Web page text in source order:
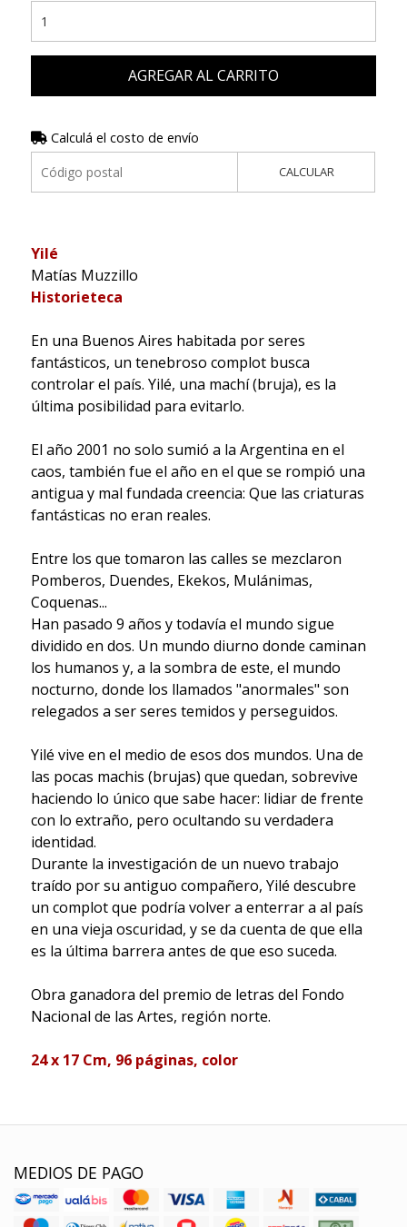
AGREGAR AL CARRITO
Calculá el costo de envío
CALCULAR
Yilé
Matías Muzzillo
Historieteca
En una Buenos Aires habitada por seres
fantásticos, un tenebroso complot busca
controlar el país. Yilé, una machí (bruja), es la
última posibilidad para evitarlo.
El año 2001 no solo sumió a la Argentina en el
caos, también fue el año en el que se rompió una
antigua y mal fundada creencia: Que las criaturas
fantásticas no eran reales.
Entre los que tomaron las calles se mezclaron
Pomberos, Duendes, Ekekos, Mulánimas,
Coquenas...
Han pasado 9 años y todavía el mundo sigue
dividido en dos. Un mundo diurno donde caminan
los humanos y, a la sombra de este, el mundo
nocturno, donde los llamados "anormales" son
relegados a ser seres temidos y perseguidos.
Yilé vive en el medio de esos dos mundos. Una de
las pocas machis (brujas) que quedan, sobrevive
haciendo lo único que sabe hacer: lidiar de frente
con lo extraño, pero ocultando su verdadera
identidad.
Durante la investigación de un nuevo trabajo
traído por su antiguo compañero, Yilé descubre
un complot que podría volver a enterrar a al país
en una vieja oscuridad, y se da cuenta de que ella
es la última barrera antes de que eso suceda.
Obra ganadora del premio de letras del Fondo
Nacional de las Artes, región norte.
24 x 17 Cm, 96 páginas, color
MEDIOS DE PAGO